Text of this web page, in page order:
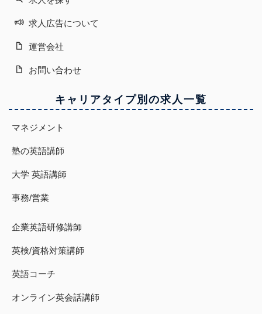
求人広告について
運営会社
お問い合わせ
キャリアタイプ別の求人一覧
マネジメント
塾の英語講師
大学 英語講師
事務/営業
企業英語研修講師
英検/資格対策講師
英語コーチ
オンライン英会話講師